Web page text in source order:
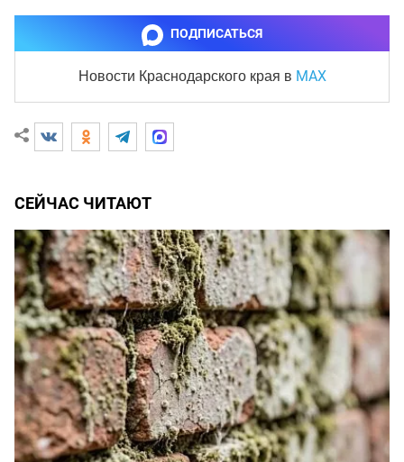
ПОДПИСАТЬСЯ
Новости Краснодарского края в MAX
СЕЙЧАС ЧИТАЮТ